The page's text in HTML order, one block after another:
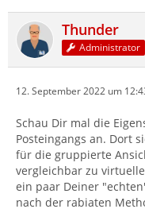
Thunder
Administrator
12. September 2022 um
Schau Dir mal die
Posteingangs an. Dort
für die gruppierte
vergleichbar zu
ein paar Deiner
nach der rabiaten